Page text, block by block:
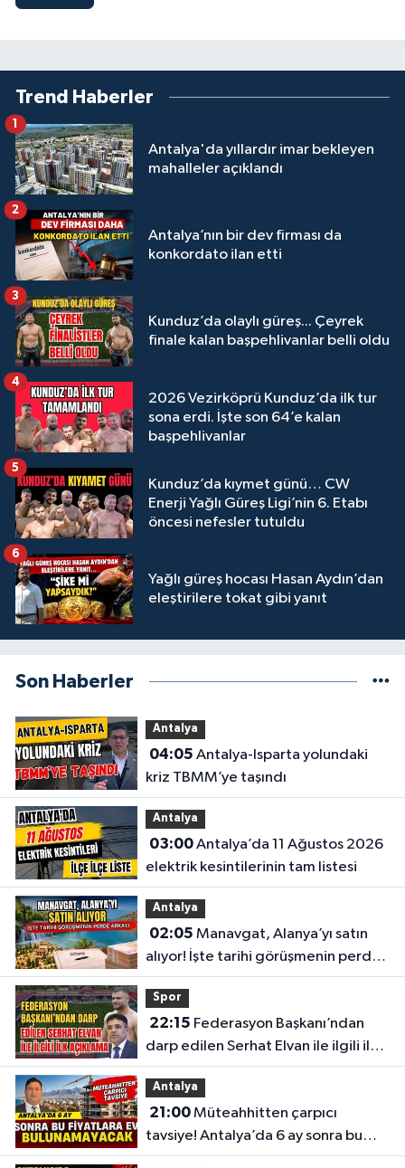
Trend Haberler
Antalya'da yıllardır imar bekleyen
mahalleler açıklandı
1
Antalya’nın bir dev firması da
konkordato ilan etti
2
Kunduz’da olaylı güreş... Çeyrek
finale kalan başpehlivanlar belli oldu
3
2026 Vezirköprü Kunduz’da ilk tur
sona erdi. İşte son 64’e kalan
başpehlivanlar
4
Kunduz’da kıymet günü… CW
Enerji Yağlı Güreş Ligi’nin 6. Etabı
öncesi nefesler tutuldu
5
Yağlı güreş hocası Hasan Aydın’dan
eleştirilere tokat gibi yanıt
6
Son Haberler
Antalya
04:05
kriz TBMM’ye taşındı
Antalya
03:00Antalya’da 11 Ağustos 2026
elektrik kesintilerinin tam listesi
Antalya
02:05
alıyor! İşte tarihi görüşmenin perde
arkası
Spor
22:15
darp edilen Serhat Elvan ile ilgili ilk
açıklama
Antalya
21:00Müteahhitten çarpıcı
tavsiye! Antalya’da 6 ay sonra bu
fiyatlara ev bulunamayacak